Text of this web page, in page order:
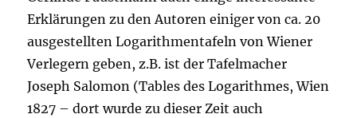
Erklärungen zu den Autoren einiger von ca. 20
ausgestellten Logarithmentafeln von Wiener
Verlegern geben, z.B. ist der Tafelmacher
Joseph Salomon (Tables des Logarithmes, Wien
1827 – dort wurde zu dieser Zeit auch